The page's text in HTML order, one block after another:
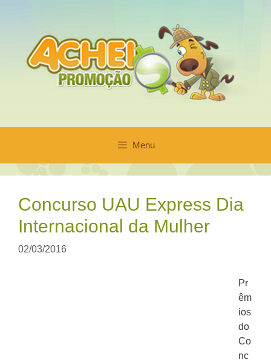
conteúdo
Menu
Concurso UAU Express Dia
Internacional da Mulher
02/03/2016
Pr
êm
ios
do
Co
nc